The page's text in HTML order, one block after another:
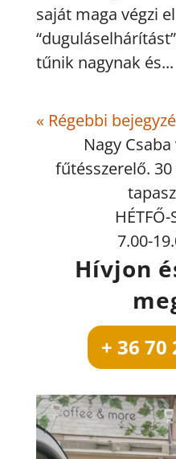
saját maga végzi
tűnik nagynak és...
« Régebbi
Nagy
fűtésszerelő.
7.00-
Hívjon
+ 36 70